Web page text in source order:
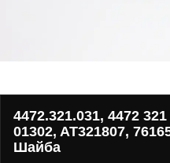
4472.321.031, 4472
01302, AT321807,
Шайба